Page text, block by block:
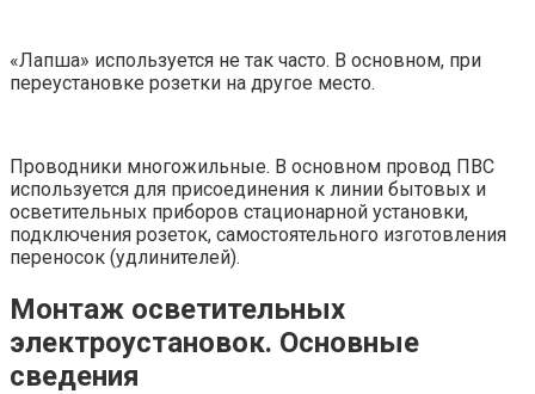
«Лапша» используется не так часто. В основном, при
переустановке розетки на другое место.
Проводники многожильные. В основном провод ПВС
используется для присоединения к линии бытовых и
осветительных приборов стационарной установки,
подключения розеток, самостоятельного изготовления
переносок (удлинителей).
Монтаж осветительных
электроустановок. Основные
сведения